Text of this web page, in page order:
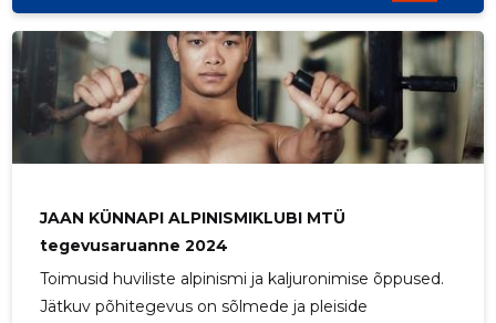
JAAN KÜNNAPI ALPINISMIKLUBI MTÜ
tegevusaruanne 2024
Toimusid huviliste alpinismi ja kaljuronimise õppused.
Jätkuv põhitegevus on sõlmede ja pleiside